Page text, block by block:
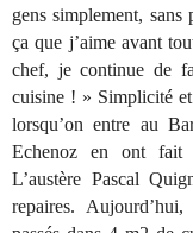
gens simplement, sans
ça que j’aime avant
chef, je continue de
cuisine ! » Simplicité
lorsqu’on entre au
Echenoz en ont fait
L’austère Pascal
repaires.